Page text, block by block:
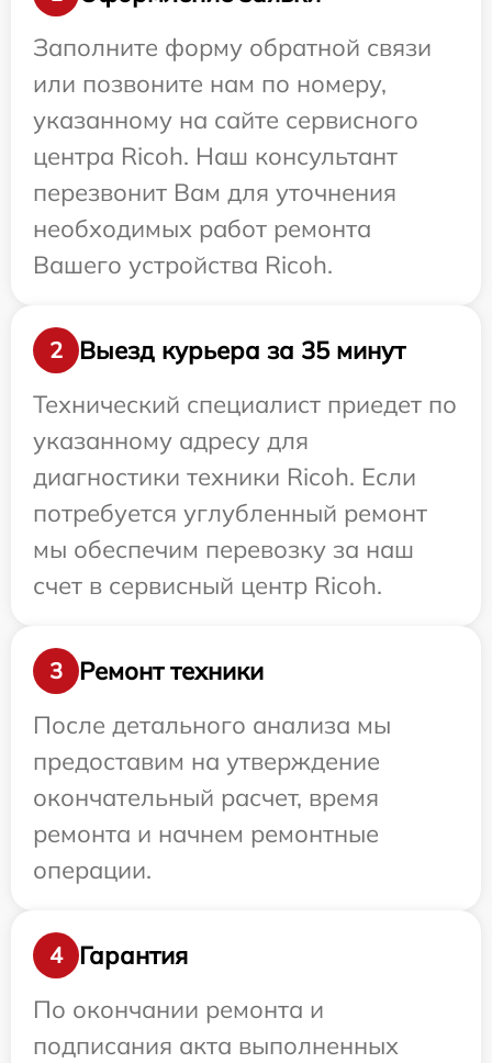
Заполните форму обратной связи
или позвоните нам по номеру,
указанному на сайте сервисного
центра Ricoh. Наш консультант
перезвонит Вам для уточнения
необходимых работ ремонта
Вашего устройства Ricoh.
2
Выезд курьера за 35 минут
Технический специалист приедет по
указанному адресу для
диагностики техники Ricoh. Если
потребуется углубленный ремонт
мы обеспечим перевозку за наш
счет в сервисный центр Ricoh.
3
Ремонт техники
После детального анализа мы
предоставим на утверждение
окончательный расчет, время
ремонта и начнем ремонтные
операции.
4
Гарантия
По окончании ремонта и
подписания акта выполненных